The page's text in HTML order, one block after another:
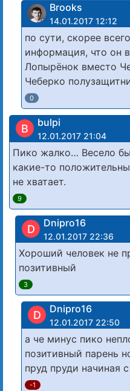
Brooks
14.01.2017 12:12
по сути, скорее
информация, что он
Лопырёнок вместо
Чеберко
0
B bulpi
12.01.2017 21:04
Пико жалко… Весело
какие-то
не хватает.
9
D Dnipro16
12.01.2017 22:36
Хороший человек не
позитивный
3
D Dnipro16
12.01.2017 22:50
а че минус пико
позитивный парень
пруд пруди начиная
-1